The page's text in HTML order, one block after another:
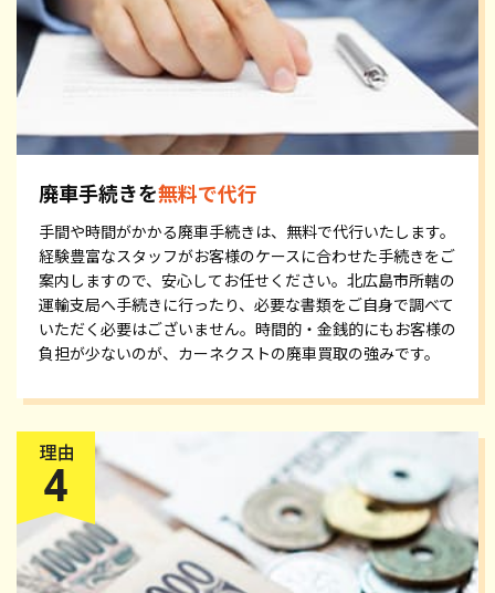
廃車手続きを無料で代行
手間や時間がかかる廃車手続きは、無料で代行いたします。
経験豊富なスタッフがお客様のケースに合わせた手続きをご
案内しますので、安心してお任せください。北広島市所轄の
運輸支局へ手続きに行ったり、必要な書類をご自身で調べて
いただく必要はございません。時間的・金銭的にもお客様の
負担が少ないのが、カーネクストの廃車買取の強みです。